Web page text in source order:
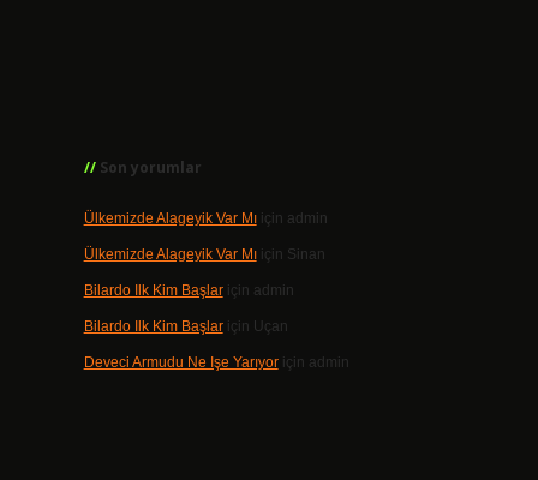
Son yorumlar
Ülkemizde Alageyik Var Mıiçin admin
Ülkemizde Alageyik Var Mıiçin Sinan
Bilardo Ilk Kim Başlariçin admin
Bilardo Ilk Kim Başlariçin Uçan
Deveci Armudu Ne Işe Yarıyoriçin admin